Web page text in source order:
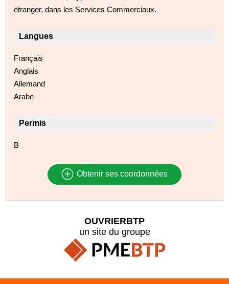
étranger, dans les Services Commerciaux.
Langues
Français
Anglais
Allemand
Arabe
Permis
B
Obtenir ses coordonnées
OUVRIERBTP
un site du groupe